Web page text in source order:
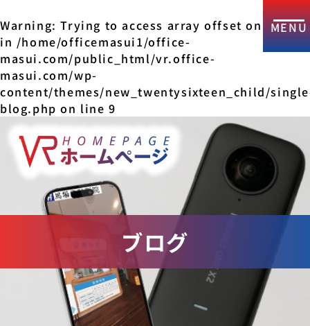
Warning: Trying to access array offset on false
in /home/officemasui1/office-
masui.com/public_html/vr.office-
masui.com/wp-
content/themes/new_twentysixteen_child/
blog.php on line9
ブログ